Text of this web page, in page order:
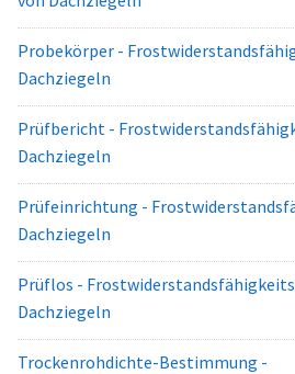
Probekörper -
Dachziegeln
Prüfbericht -
Dachziegeln
Prüfeinrichtung -
Dachziegeln
Prüflos -
Dachziegeln
Trockenrohdichte-Bestimmung -